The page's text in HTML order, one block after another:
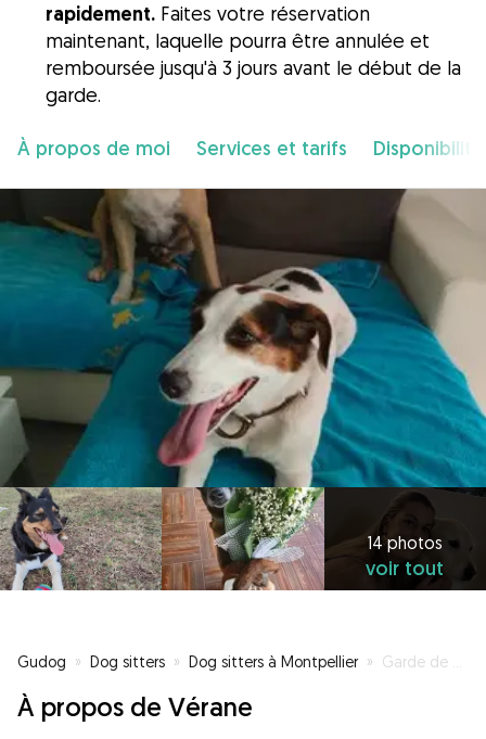
rapidement. Faites votre réservation
maintenant, laquelle pourra être annulée et
remboursée jusqu'à 3 jours avant le début de la
garde.
À propos de moi Services et tarifs Disponibilité
14 photos
voir tout
Gudog » Dog sitters » Dog sitters à Montpellier » Garde de vos chiens
À propos de Vérane